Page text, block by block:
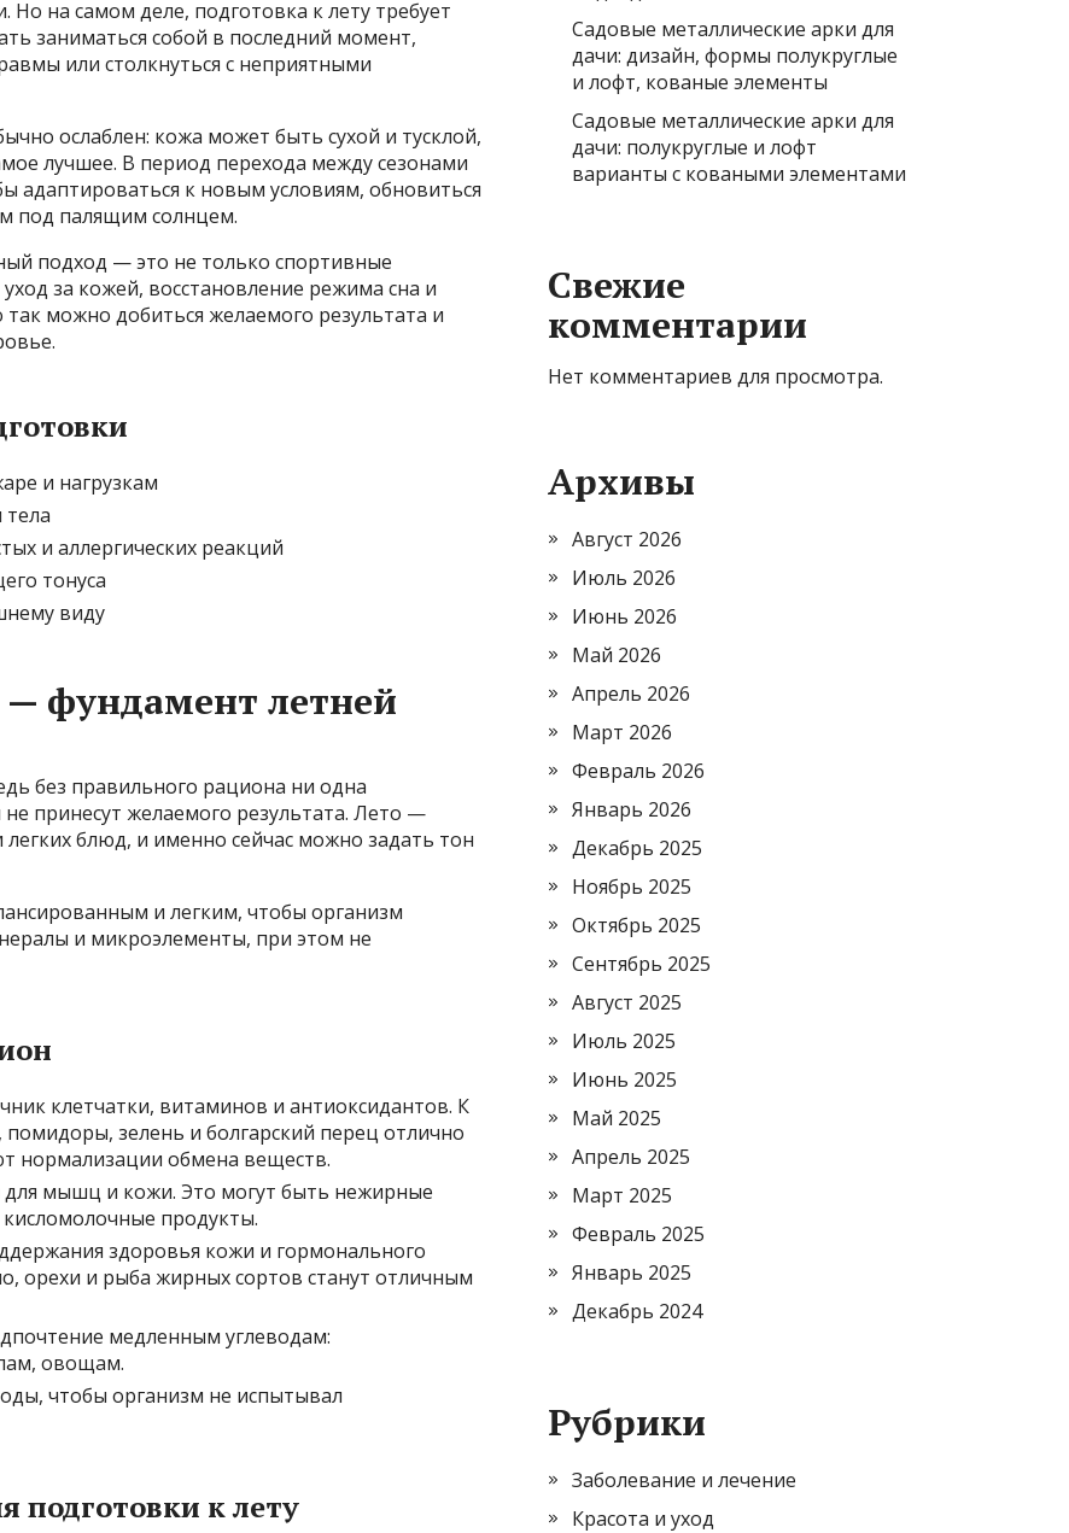
Но на самом деле, подготовка к лету требует
заниматься собой в последний момент,
или столкнуться с неприятными
ослаблен: кожа может быть сухой и тусклой,
лучшее. В период перехода между сезонами
адаптироваться к новым условиям, обновиться
под палящим солнцем.
подход — это не только спортивные
за кожей, восстановление режима сна и
можно добиться желаемого результата и
и нагрузкам
и аллергических реакций
тонуса
виду
фундамент летней
без правильного рациона ни одна
принесут желаемого результата. Лето —
блюд, и именно сейчас можно задать тон
и легким, чтобы организм
и микроэлементы, при этом не
клетчатки, витаминов и антиоксидантов. К
зелень и болгарский перец отлично
нормализации обмена веществ.
мышц и кожи. Это могут быть нежирные
продукты.
здоровья кожи и гормонального
орехи и рыба жирных сортов станут отличным
медленным углеводам:
овощам.
чтобы организм не испытывал
подготовки к лету
Садовые металлические арки для
дачи: дизайн, формы полукруглые
и лофт, кованые элементы
Садовые металлические арки для
дачи: полукруглые и лофт
варианты с коваными элементами
Свежие
комментарии
Нет комментариев для просмотра.
Архивы
Август 2026
Июль 2026
Июнь 2026
Май 2026
Апрель 2026
Март 2026
Февраль 2026
Январь 2026
Декабрь 2025
Ноябрь 2025
Октябрь 2025
Сентябрь 2025
Август 2025
Июль 2025
Июнь 2025
Май 2025
Апрель 2025
Март 2025
Февраль 2025
Январь 2025
Декабрь 2024
Рубрики
Заболевание и лечение
Красота и уход